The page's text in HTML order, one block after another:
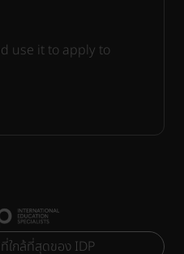
use it to apply to
ใกล้ที่สุดของ IDP